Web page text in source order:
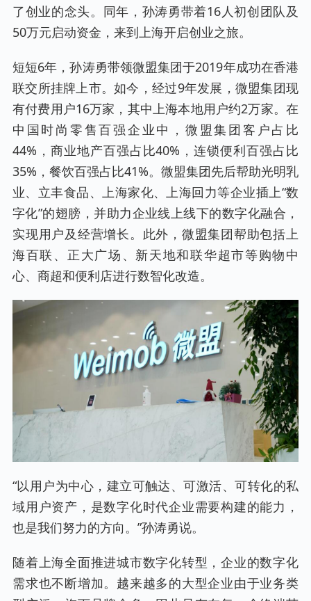
了创业的念头。同年，孙涛勇带着16人初创团队及
50万元启动资金，来到上海开启创业之旅。
短短6年，孙涛勇带领微盟集团于2019年成功在香港
联交所挂牌上市。如今，经过9年发展，微盟集团现
有付费用户16万家，其中上海本地用户约2万家。在
中国时尚零售百强企业中，微盟集团客户占比
44%，商业地产百强占比40%，连锁便利百强占比
35%，餐饮百强占比41%。微盟集团先后帮助光明乳
业、立丰食品、上海家化、上海回力等企业插上“数
字化”的翅膀，并助力企业线上线下的数字化融合，
实现用户及经营增长。此外，微盟集团帮助包括上
海百联、正大广场、新天地和联华超市等购物中
心、商超和便利店进行数智化改造。
“以用户为中心，建立可触达、可激活、可转化的私
域用户资产，是数字化时代企业需要构建的能力，
也是我们努力的方向。”孙涛勇说。
随着上海全面推进城市数字化转型，企业的数字化
需求也不断增加。越来越多的大型企业由于业务类